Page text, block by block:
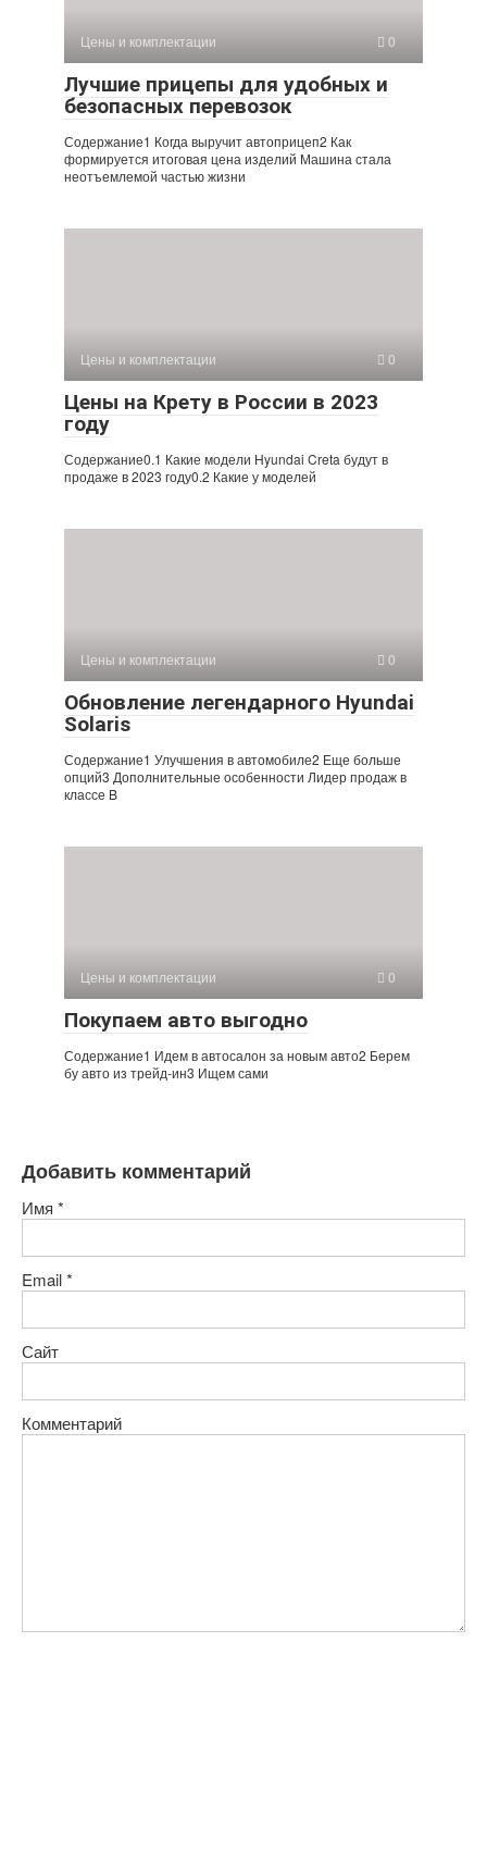
Цены и комплектации 0
Лучшие прицепы для удобных и
безопасных перевозок
Содержание1 Когда выручит автоприцеп2 Как
формируется итоговая цена изделий Машина стала
неотъемлемой частью жизни
Цены и комплектации 0
Цены на Крету в России в 2023
году
Содержание0.1 Какие модели Hyundai Creta будут в
продаже в 2023 году0.2 Какие у моделей
Цены и комплектации 0
Обновление легендарного Hyundai
Solaris
Содержание1 Улучшения в автомобиле2 Еще больше
опций3 Дополнительные особенности Лидер продаж в
классе B
Цены и комплектации 0
Покупаем авто выгодно
Содержание1 Идем в автосалон за новым авто2 Берем
бу авто из трейд-ин3 Ищем сами
Добавить комментарий
Имя *
Email*
Сайт
Комментарий